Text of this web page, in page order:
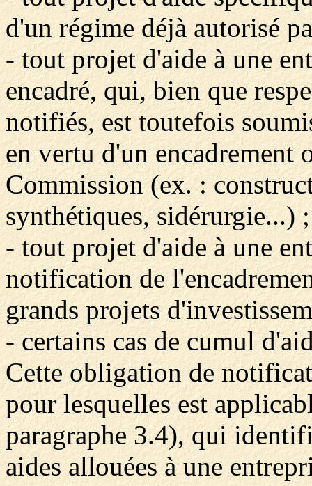
d'un régime déjà autorisé
- tout projet d'aide à une
encadré, qui, bien que
notifiés, est toutefois
en vertu d'un encadrement
Commission (ex. :
synthétiques, sidérurgie...) ;
- tout projet d'aide à une
notification de
grands projets
- certains cas de cumul
Cette obligation de
pour lesquelles est
paragraphe 3.4), qui
aides allouées à une